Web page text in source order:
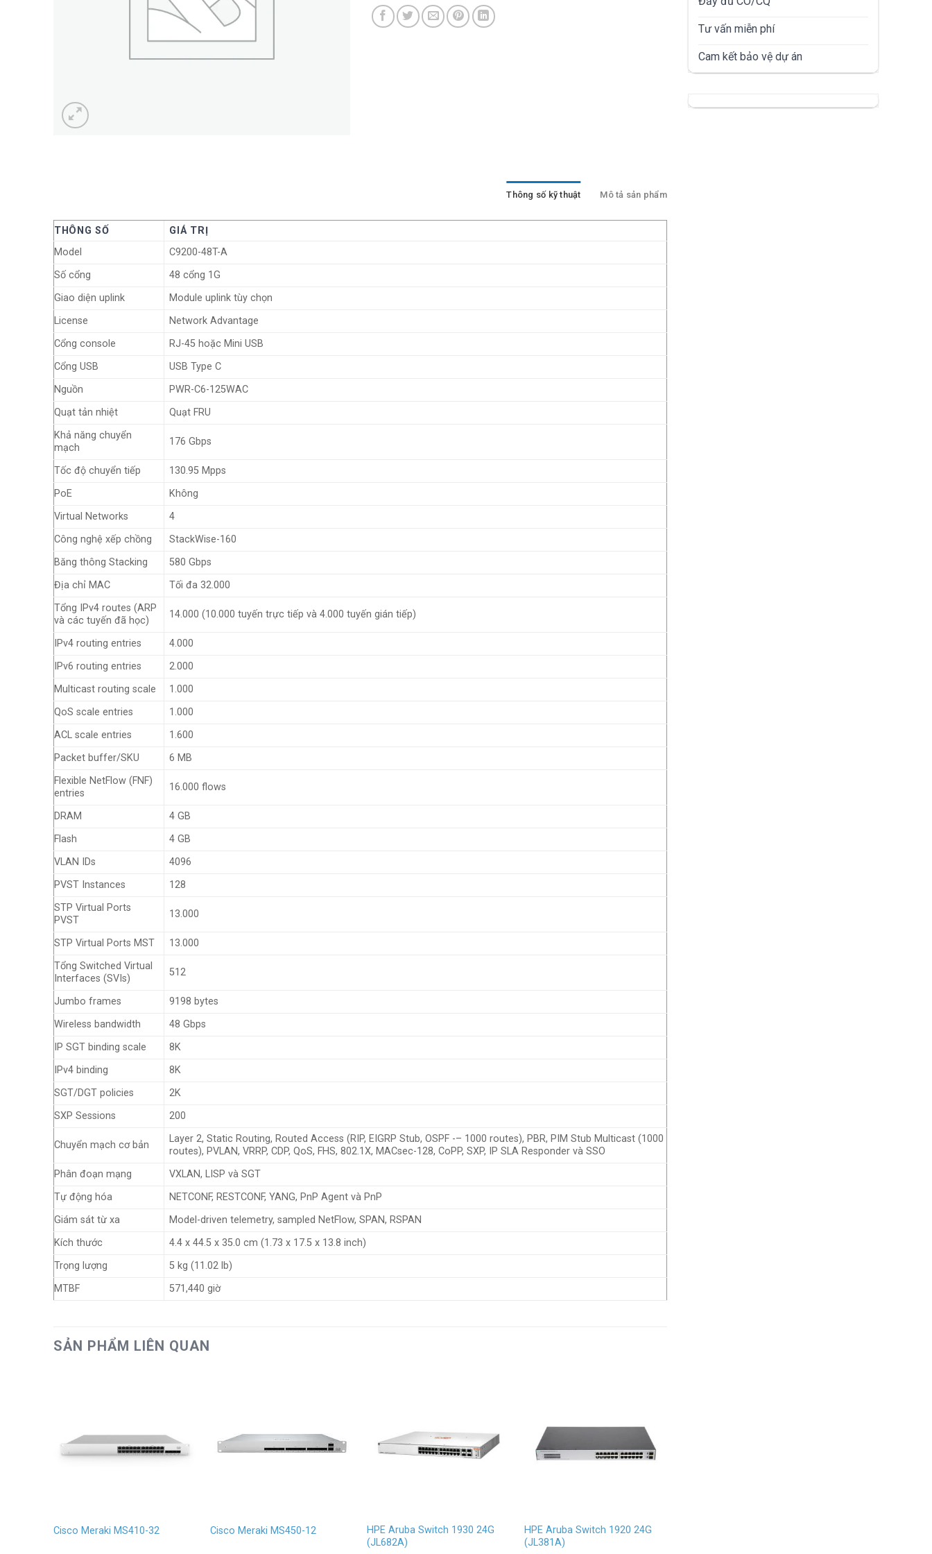
Thông số kỹ thuật Mô tả sản phẩm
THÔNG SỐ
GIÁ TRỊ
Model
C9200-48T-A
Số cổng
48 cổng 1G
Giao diện uplink
Module uplink tùy chọn
License
Network Advantage
Cổng console
RJ-45 hoặc Mini USB
Cổng USB
USB Type C
Nguồn
PWR-C6-125WAC
Quạt tản nhiệt
Quạt FRU
Khả năng chuyển
mạch
176 Gbps
Tốc độ chuyển tiếp
130.95 Mpps
PoE
Không
Virtual Networks
4
Công nghệ xếp chồng
StackWise-160
Băng thông Stacking
580 Gbps
Địa chỉ MAC
Tối đa 32.000
Tổng IPv4 routes (ARP
và các tuyến đã học)
14.000 (10.000 tuyến trực tiếp và 4.000 tuyến gián tiếp)
IPv4 routing entries
4.000
IPv6 routing entries
2.000
Multicast routing scale
1.000
QoS scale entries
1.000
ACL scale entries
1.600
Packet buffer/SKU
6 MB
Flexible NetFlow (FNF)
entries
16.000 flows
DRAM
4 GB
Flash
4 GB
VLAN IDs
4096
PVST Instances
128
STP Virtual Ports
PVST
13.000
STP Virtual Ports MST
13.000
Tổng Switched Virtual
Interfaces (SVIs)
512
Jumbo frames
9198 bytes
Wireless bandwidth
48 Gbps
IP SGT binding scale
8K
IPv4 binding
8K
SGT/DGT policies
2K
SXP Sessions
200
Chuyển mạch cơ bản
Layer 2, Static Routing, Routed Access (RIP, EIGRP Stub, OSPF -– 1000 routes), PBR, PIM Stub Multicast (1000
routes), PVLAN, VRRP, CDP, QoS, FHS, 802.1X, MACsec-128, CoPP, SXP, IP SLA Responder và SSO
Phân đoạn mạng
VXLAN, LISP và SGT
Tự động hóa
NETCONF, RESTCONF, YANG, PnP Agent và PnP
Giám sát từ xa
Model-driven telemetry, sampled NetFlow, SPAN, RSPAN
Kích thước
4.4 x 44.5 x 35.0 cm (1.73 x 17.5 x 13.8 inch)
Trọng lượng
5 kg (11.02 lb)
MTBF
571,440 giờ
SẢN PHẨM LIÊN QUAN
Cisco Meraki MS410-32 Cisco Meraki MS450-12
HPE Aruba Switch 1930 24G
(JL682A)
HPE Aruba Switch 1920 24G
(JL381A)
Tư vấn miễn phí
Cam kết bảo vệ dự án